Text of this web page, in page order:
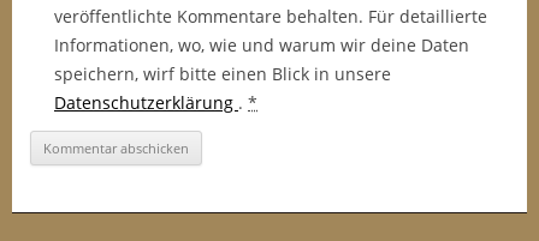
veröffentlichte Kommentare behalten. Für detaillierte
Informationen, wo, wie und warum wir deine Daten
speichern, wirf bitte einen Blick in unsere
Datenschutzerklärung . *